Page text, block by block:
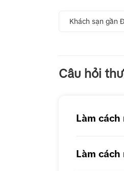
Khách sạn gần
Câu hỏi
Làm
Làm